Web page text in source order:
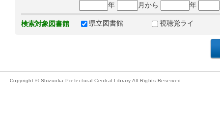
年
月から 年
検索対象図書館 県立図書館 視聴覚ライ
Copyright © Shizuoka Prefectural Central Library All Rights Reserved.